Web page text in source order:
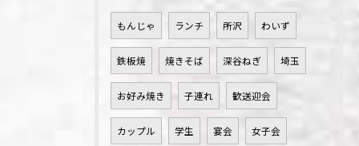
もんじゃ ランチ 所沢 わいず
鉄板焼 焼きそば 深谷ねぎ 埼玉
お好み焼き 子連れ 歓送迎会
カップル 学生 宴会 女子会